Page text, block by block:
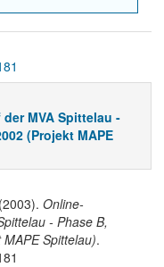
MVA Spittelau -
(Projekt MAPE
Online-
- Phase B,
Spittelau).